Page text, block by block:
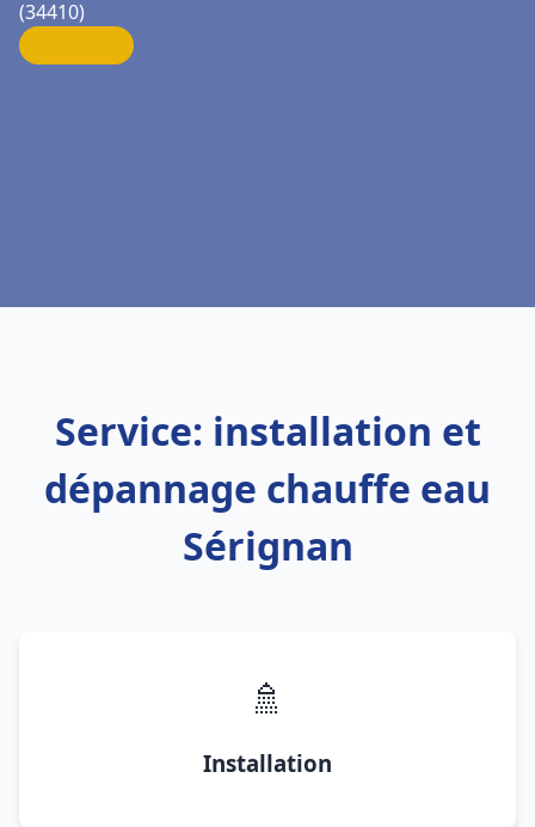
(34410)
Service: installation et
dépannage chauffe eau
Sérignan
🚿
Installation